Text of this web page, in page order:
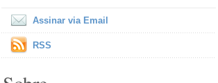
Assinar via Email
RSS